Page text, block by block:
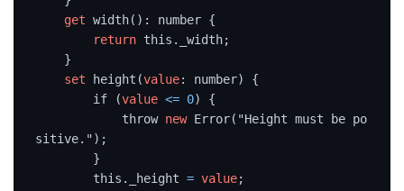
get width(): number {
return this._width;
set height(value: number) {
        if (
value <= 0) {
            throw
new Error("Height must be po
sitive.");
        this._height
= value;